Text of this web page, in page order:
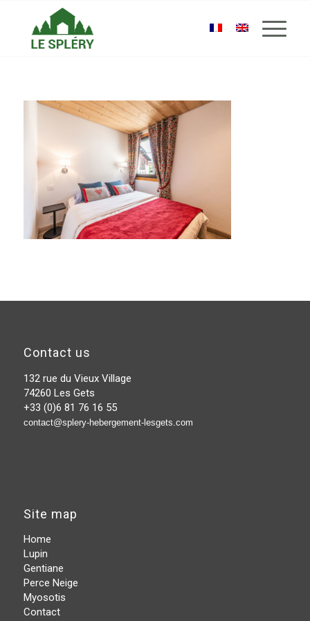
Contact us
132 rue du Vieux Village
74260 Les Gets
+33 (0)6 81 76 16 55
contact@splery-hebergement-lesgets.com
Site map
Home
Lupin
Gentiane
Perce Neige
Myosotis
Contact